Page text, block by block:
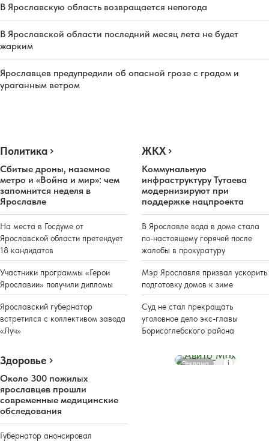
В Ярославскую область возвращается непогода
В Ярославской области последний месяц лета не будет
жарким
Ярославцев предупредили об опасной грозе с градом и
ураганным ветром
Политика
Сбитые дроны, наземное
метро и «Война и мир»: чем
запомнится неделя в
Ярославле
На места в Госдуме от
Ярославской области претендует
18 кандидатов
Участники программы «Герои
Ярославии» получили дипломы
Ярославский губернатор
встретился с коллективом завода
«Луч»
ЖКХ
Коммунальную
инфраструктуру Тутаева
модернизируют при
поддержке нацпроекта
В Ярославле вода в доме стала
по-настоящему горячей после
жалобы в прокуратуру
Мэр Ярославля призвал ускорить
подготовку домов к зиме
Суд не стал прекращать
уголовное дело экс-главы
Борисоглебского района
Здоровье
Около 300 пожилых
ярославцев прошли
современные медицинские
обследования
Губернатор анонсировал
Реклама